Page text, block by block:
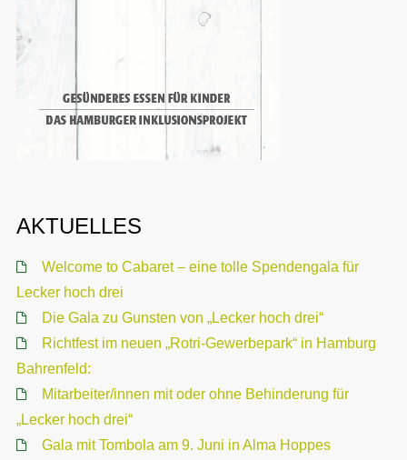
AKTUELLES
Welcome to Cabaret – eine tolle Spendengala für
Lecker hoch drei
Die Gala zu Gunsten von „Lecker hoch drei“
Richtfest im neuen „Rotri-Gewerbepark“ in Hamburg
Bahrenfeld:
Mitarbeiter/innen mit oder ohne Behinderung für
„Lecker hoch drei“
Gala mit Tombola am 9. Juni in Alma Hoppes